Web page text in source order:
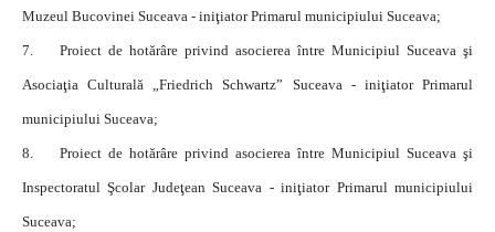
Muzeul Bucovinei Suceava - iniţiator Primarul municipiului Suceava;
7. Proiect de hotărâre privind asocierea între Municipiul Suceava şi
Asociaţia Culturală „Friedrich Schwartz” Suceava - iniţiator Primarul
municipiului Suceava;
8. Proiect de hotărâre privind asocierea între Municipiul Suceava şi
Inspectoratul Şcolar Judeţean Suceava - iniţiator Primarul municipiului
Suceava;